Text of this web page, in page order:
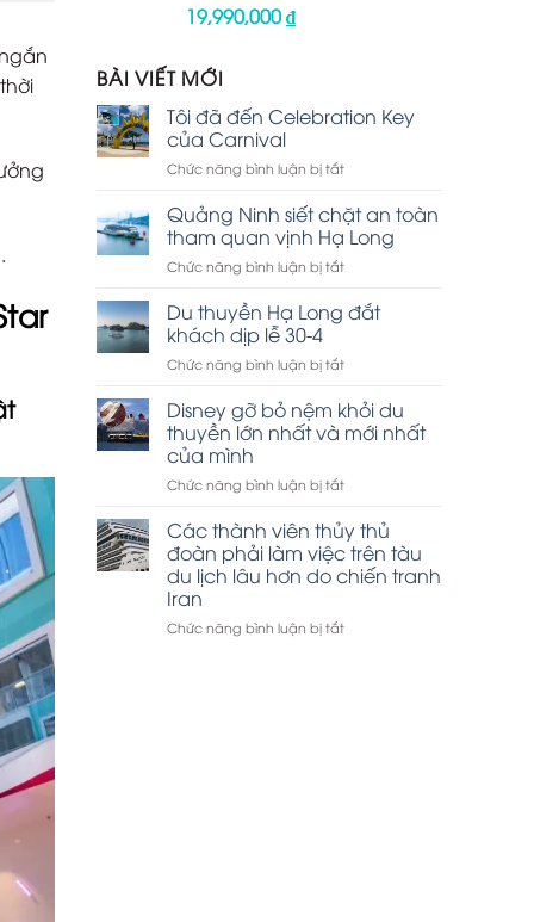
Được
1.00
5
sao
19,990,000₫
BÀI VIẾT MỚI
Tôi đã đến Celebration Key
của Carnival
Chức năng bình luận bị tắtở
đã
đến
Celebration
Key
Carnival
Quảng Ninh siết chặt an toàn
tham quan vịnh Hạ Long
Chức năng bình luận bị tắtở
Ninh
siết
an
tham
quan
vịnh
Long
Du thuyền Hạ Long đắt
khách dịp lễ 30-4
Chức năng bình luận bị tắtở
thuyền
Hạ
Long
khách
lễ
30-
4
Disney gỡ bỏ nệm khỏi du
thuyền lớn nhất và mới nhất
của mình
Chức năng bình luận bị tắtở
bỏ
nệm
khỏi
thuyền
Các thành viên thủy thủ
đoàn phải làm việc trên tàu
du lịch lâu hơn do chiến tranh
Iran
Chức năng bình luận bị tắtở